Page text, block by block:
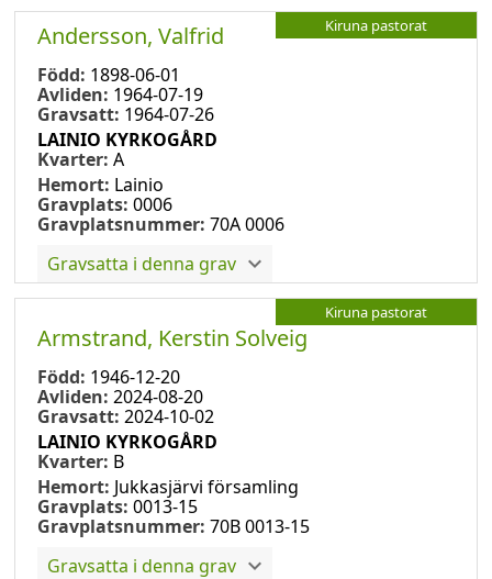
Kiruna pastorat
Andersson, Valfrid
Född: 1898-06-01
Avliden: 1964-07-19
Gravsatt: 1964-07-26
LAINIO KYRKOGÅRD
Kvarter: A
Hemort: Lainio
Gravplats: 0006
Gravplatsnummer: 70A 0006
Gravsatta i denna grav
Kiruna pastorat
Armstrand, Kerstin Solveig
Född: 1946-12-20
Avliden: 2024-08-20
Gravsatt: 2024-10-02
LAINIO KYRKOGÅRD
Kvarter: B
Hemort: Jukkasjärvi församling
Gravplats: 0013-15
Gravplatsnummer: 70B 0013-15
Gravsatta i denna grav